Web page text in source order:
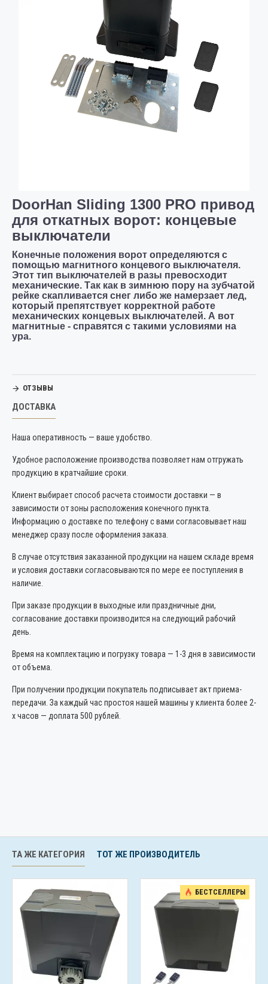
DoorHan Sliding 1300 PRO привод
для откатных ворот: концевые
выключатели
Конечные положения ворот определяются с
помощью магнитного концевого выключателя.
Этот тип выключателей в разы превосходит
механические. Так как в зимнюю пору на зубчатой
рейке скапливается снег либо же намерзает лед,
который препятствует корректной работе
механических концевых выключателей. А вот
магнитные - справятся с такими условиями на
ура.
ОТЗЫВЫ
ДОСТАВКА
Наша оперативность — ваше удобство.
Удобное расположение производства позволяет нам отгружать
продукцию в кратчайшие сроки.
Клиент выбирает способ расчета стоимости доставки — в
зависимости от зоны расположения конечного пункта.
Информацию о доставке по телефону с вами согласовывает наш
менеджер сразу после оформления заказа.
В случае отсутствия заказанной продукции на нашем складе время
и условия доставки согласовываются по мере ее поступления в
наличие.
При заказе продукции в выходные или праздничные дни,
согласование доставки производится на следующий рабочий
день.
Время на комплектацию и погрузку товара — 1-3 дня в зависимости
от объема.
При получении продукции покупатель подписывает акт приема-
передачи. За каждый час простоя нашей машины у клиента более 2-
х часов — доплата 500 рублей.
ТА ЖЕ КАТЕГОРИЯ ТОТ ЖЕ ПРОИЗВОДИТЕЛЬ
БЕСТСЕЛЛЕРЫ